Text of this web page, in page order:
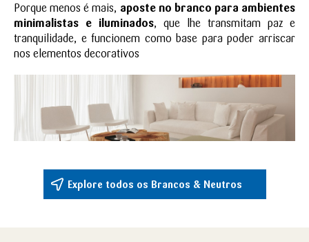
Porque menos é mais, aposte no branco para ambientes
minimalistas e iluminados, que lhe transmitam paz e
tranquilidade, e funcionem como base para poder arriscar
nos elementos decorativos
Explore todos os Brancos & Neutros